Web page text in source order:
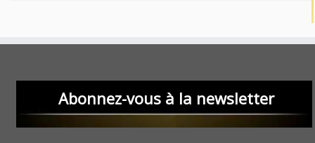
Abonnez-vous à la newsletter